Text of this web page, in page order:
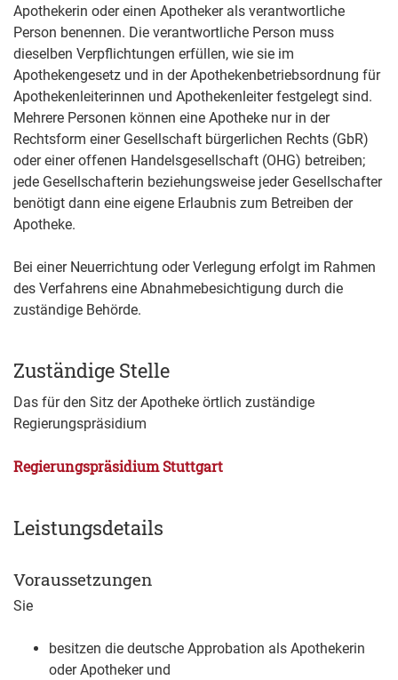
Apothekerin oder einen Apotheker als verantwortliche
Person benennen. Die verantwortliche Person muss
dieselben Verpflichtungen erfüllen, wie sie im
Apothekengesetz und in der Apothekenbetriebsordnung für
Apothekenleiterinnen und Apothekenleiter festgelegt sind.
Mehrere Personen können eine Apotheke nur in der
Rechtsform einer Gesellschaft bürgerlichen Rechts (GbR)
oder einer offenen Handelsgesellschaft (OHG) betreiben;
jede Gesellschafterin beziehungsweise jeder Gesellschafter
benötigt dann eine eigene Erlaubnis zum Betreiben der
Apotheke.
Bei einer Neuerrichtung oder Verlegung erfolgt im Rahmen
des Verfahrens eine Abnahmebesichtigung durch die
zuständige Behörde.
Zuständige Stelle
Das für den Sitz der Apotheke örtlich zuständige
Regierungspräsidium
Regierungspräsidium Stuttgart
Leistungsdetails
Voraussetzungen
Sie
besitzen die deutsche Approbation als Apothekerin
oder Apotheker und